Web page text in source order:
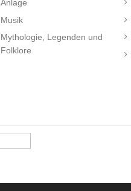
Anlage
Musik
Mythologie, Legenden und
Folklore